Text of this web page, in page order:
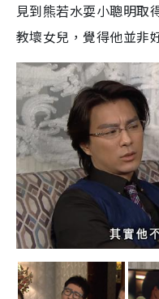
見到熊若水耍小聰明取
教壞女兒，覺得他並非